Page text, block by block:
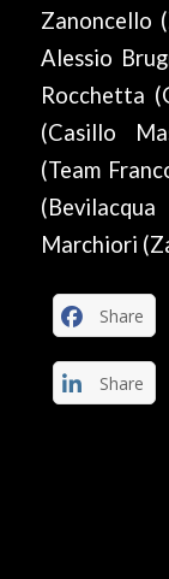
Zanoncello
Alessio
Rocchetta
(Casillo
(Team
Marchiori
Share
Share